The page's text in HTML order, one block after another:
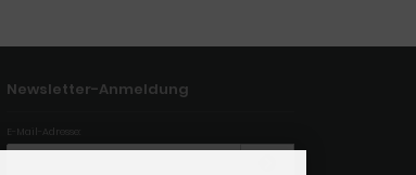
Newsletter-Anmeldung
E-Mail-Adresse: